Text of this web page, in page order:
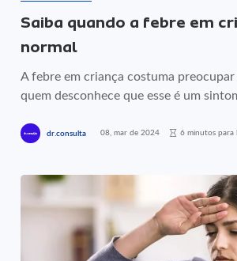
Saiba quando a febre em
normal
A febre em criança costuma
quem desconhece que esse é um
dr.consulta 08, mar de 2024 6 minutos para